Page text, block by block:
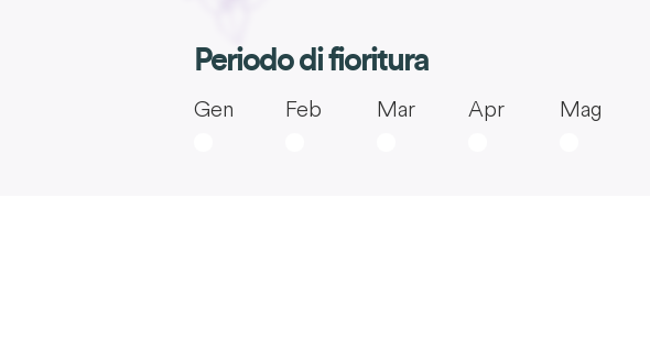
Periodo di fioritura
Gen Feb Mar Apr Mag